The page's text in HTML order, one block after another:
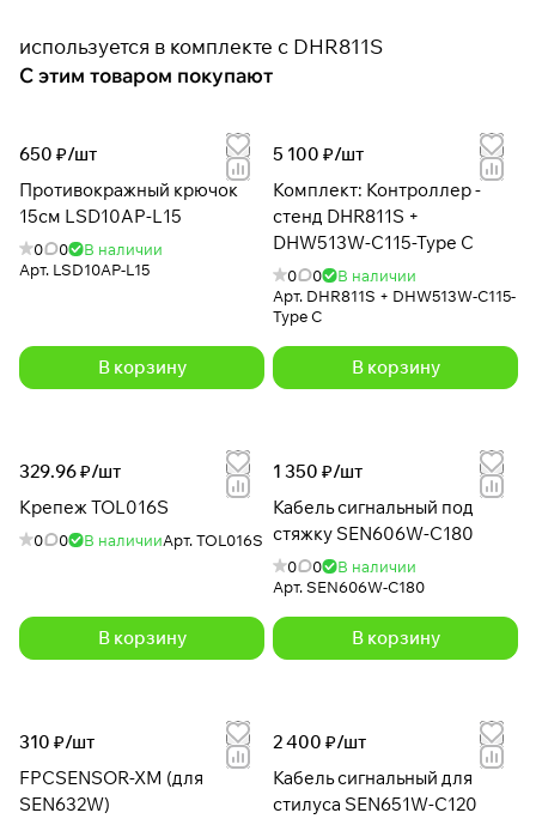
используется в комплекте с DHR811S
С этим товаром покупают
650 ₽/шт
Противокражный крючок
15см LSD10AP-L15
0 0
В наличии
Арт. LSD10AP-L15
В корзину
5 100 ₽/шт
Комплект: Контроллер -
стенд DHR811S +
DHW513W-C115-Type C
0 0
В наличии
Арт. DHR811S + DHW513W-C115-
Type C
В корзину
329.96 ₽/шт
Крепеж TOL016S
0 0 В наличииАрт.TOL016S
В корзину
1 350 ₽/шт
Кабель сигнальный под
стяжку SEN606W-С180
0 0
В наличии
Арт.SEN606W-С180
В корзину
310 ₽/шт
FPCSENSOR-XM (для
SEN632W)
2 400 ₽/шт
Кабель сигнальный для
стилуса SEN651W-C120